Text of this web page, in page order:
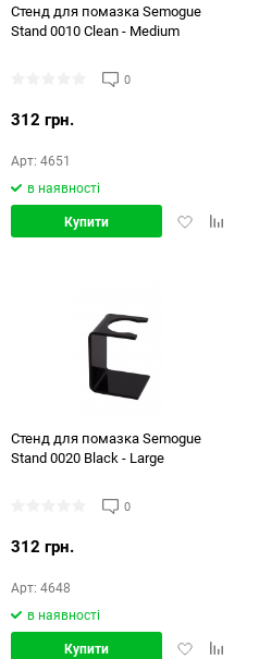
Стенд для помазка Semogue
Stand 0010 Clean - Medium
0
312 грн.
Арт: 4651
в наявності
ДодатиДодати
Купити
Стенд для помазка Semogue
Stand 0020 Black - Large
0
312 грн.
Арт: 4648
в наявності
ДодатиДодати
Купити